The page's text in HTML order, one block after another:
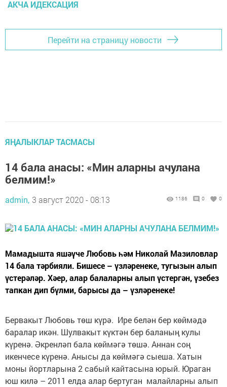
АКЧА ИДЕКСАЦИЯ
Перейти на страницу новости
ЯҢАЛЫКЛАР ТАСМАСЫ
14 бала анасы: «Мин аларны ачулана
белмим!»
admin, 3 август 2020 - 08:13 1186 0 0
Мамадышта яшәүче Любовь һәм Николай Мазиловлар
14 бала тәрбияли. Бишесе – үзләренеке, тугызын алып
үстерәләр. Хәер, алар балаларны алып үстергән, үзебез
тапкан дип бүлми, барысы да – үзләренеке!
Бервакыт Любовь төш күрә. Ире белән бер көймәдә
баралар икән. Шулвакыт күктән бер баланың кулы
күренә. Әкренләп бала көймәгә төшә. Аннан соң
икенчесе күренә. Анысы да көймәгә сыеша. Хатын
моны йортларына 2 сабый кайтасына юрый. Юраган
юш килә – 2011 елда алар бертуган малайларны алып